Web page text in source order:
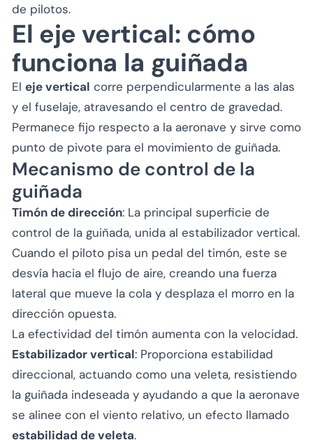
de pilotos.
El eje vertical: cómo
funciona la guiñada
El eje vertical corre perpendicularmente a las alas
y el fuselaje, atravesando el centro de gravedad.
Permanece fijo respecto a la aeronave y sirve como
punto de pivote para el movimiento de guiñada.
Mecanismo de control de la
guiñada
Timón de dirección: La principal superficie de
control de la guiñada, unida al estabilizador vertical.
Cuando el piloto pisa un pedal del timón, este se
desvía hacia el flujo de aire, creando una fuerza
lateral que mueve la cola y desplaza el morro en la
dirección opuesta.
La efectividad del timón aumenta con la velocidad.
Estabilizador vertical: Proporciona estabilidad
direccional, actuando como una veleta, resistiendo
la guiñada indeseada y ayudando a que la aeronave
se alinee con el viento relativo, un efecto llamado
estabilidad de veleta.